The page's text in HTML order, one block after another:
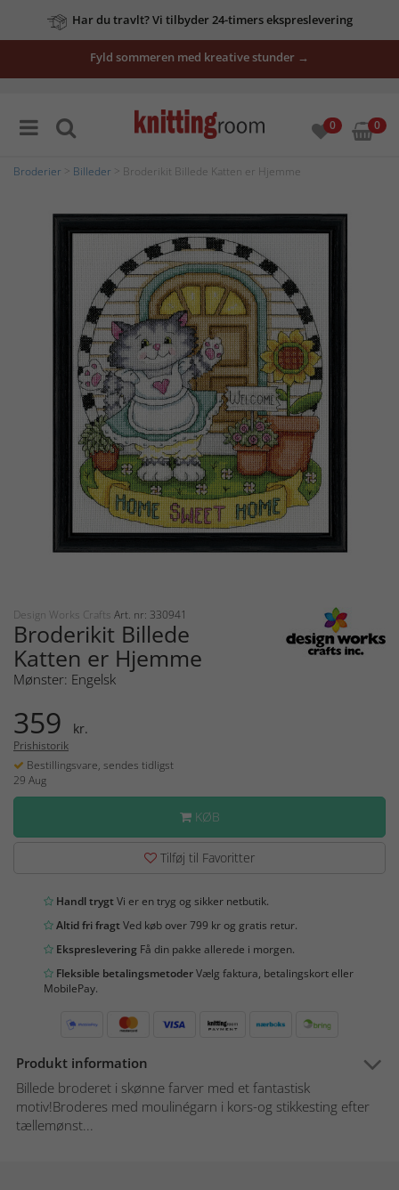
Har du travlt? Vi tilbyder 24-timers ekspreslevering
Fyld sommeren med kreative stunder →
0 0
Broderier Billeder > Broderikit Billede Katten er Hjemme
Design Works Crafts Art. nr: 330941
Broderikit Billede
Katten er Hjemme
Mønster: Engelsk
359 kr.
Prishistorik
Bestillingsvare, sendes tidligst
29 Aug
KØB
Tilføj til Favoritter
Handl trygtVi er en tryg og sikker netbutik.
Altid fri fragtVed køb over 799 kr og gratis retur.
Ekspreslevering Få din pakke allerede i morgen.
Fleksible betalingsmetoderVælg faktura, betalingskort eller
MobilePay.
Produkt information
Billede broderet i skønne farver med et fantastisk
motiv!Broderes med moulinégarn i kors-og stikkesting efter
tællemønst...